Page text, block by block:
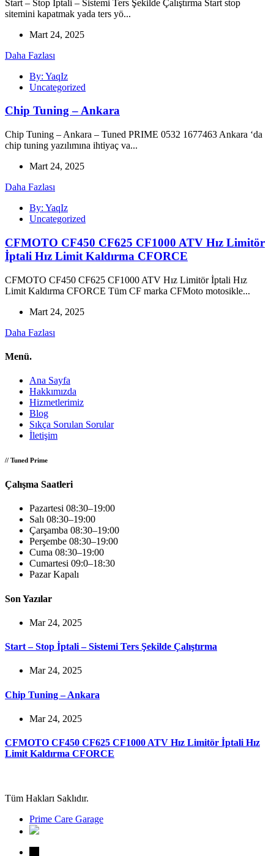
Start – Stop İptali – Sistemi Ters Şekilde Çalıştırma Start stop
sitemini kapatmak yada ters yö...
Mart 24, 2025
Daha Fazlası
By: YaqIz
Uncategorized
Chip Tuning – Ankara
Chip Tuning – Ankara – Tuned PRIME 0532 1677463 Ankara ‘da
chip tuning yazılımına ihtiyaç va...
Mart 24, 2025
Daha Fazlası
By: YaqIz
Uncategorized
CFMOTO CF450 CF625 CF1000 ATV Hız Limitör
İptali Hız Limit Kaldırma CFORCE
CFMOTO CF450 CF625 CF1000 ATV Hız Limitör İptali Hız
Limit Kaldırma CFORCE Tüm CF marka CFMoto motosikle...
Mart 24, 2025
Daha Fazlası
Menü.
Ana Sayfa
Hakkımızda
Hizmetlerimiz
Blog
Sıkça Sorulan Sorular
İletişim
// Tuned Prime
Çalışma Saatleri
Pazartesi 08:30–19:00
Salı 08:30–19:00
Çarşamba 08:30–19:00
Perşembe 08:30–19:00
Cuma 08:30–19:00
Cumartesi 09:0–18:30
PazarKapalı
Son Yazılar
Mar 24, 2025
Start – Stop İptali – Sistemi Ters Şekilde Çalıştırma
Mar 24, 2025
Chip Tuning – Ankara
Mar 24, 2025
CFMOTO CF450 CF625 CF1000 ATV Hız Limitör İptali Hız
Limit Kaldırma CFORCE
Tüm Hakları Saklıdır.
Prime Care Garage